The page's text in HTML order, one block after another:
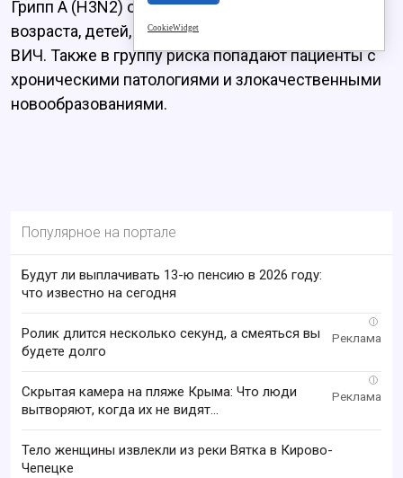
Грипп А (H3N2) опасен для людей пожилого
возраста, детей, беременных женщин и людей с
ВИЧ. Также в группу риска попадают пациенты с
хроническими патологиями и злокачественными
новообразованиями.
Популярное на портале
Будут ли выплачивать 13-ю пенсию в 2026 году:
что известно на сегодня
i
Ролик длится несколько секунд, а смеяться вы
будете долго
i
Скрытая камера на пляже Крыма: Что люди
вытворяют, когда их не видят...
Тело женщины извлекли из реки Вятка в Кирово-
Чепецке
CookieWidget